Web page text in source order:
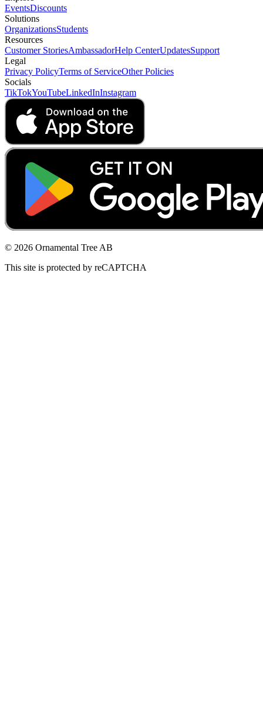
EventsDiscounts
Solutions
OrganizationsStudents
Resources
Customer StoriesAmbassadorHelp CenterUpdatesSupport
Legal
Privacy PolicyTerms of ServiceOther Policies
Socials
TikTokYouTubeLinkedInInstagram
© 2026 Ornamental Tree AB
This site is protected by reCAPTCHA